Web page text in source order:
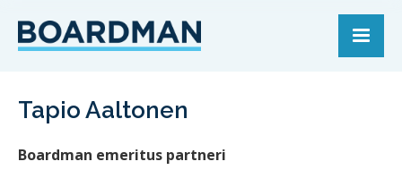
Tapio Aaltonen
Boardman emeritus partneri